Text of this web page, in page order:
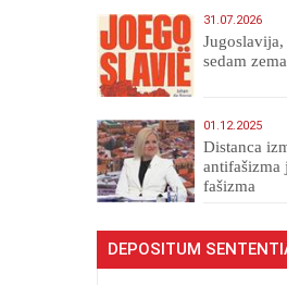
31.07.2026
sedam
01.12.2025
Distanca
antifašizma
fašizma
DEPOSITUM